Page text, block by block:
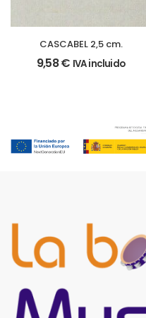
CASCABEL 2,5 cm.
9,58€ IVA incluido